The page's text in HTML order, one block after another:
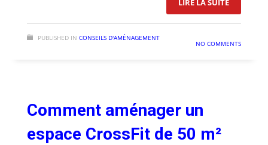
LIRE LA SUITE
PUBLISHED IN CONSEILS D'AMÉNAGEMENT
NO COMMENTS
Comment aménager un
espace CrossFit de 50 m²